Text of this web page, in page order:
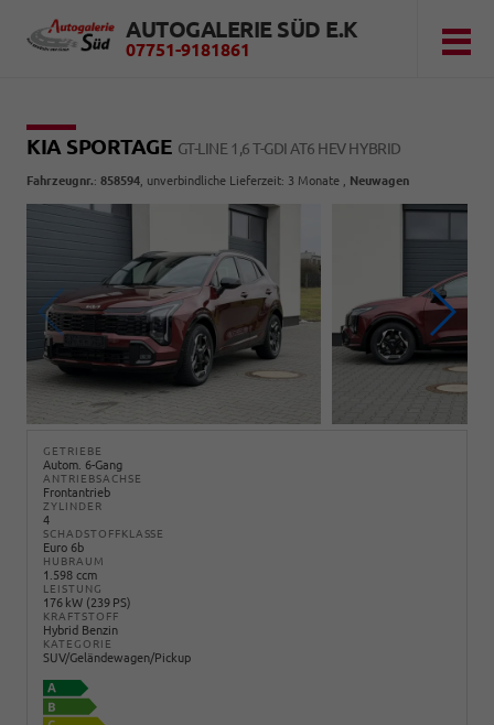
AUTOGALERIE SÜD E.K
07751-9181861
KIA SPORTAGE GT-LINE 1,6 T-GDI AT6 HEV HYBRID
Fahrzeugnr.: 858594 , unverbindliche Lieferzeit: 3 Monate Neuwagen
GETRIEBE
Autom. 6-Gang
ANTRIEBSACHSE
Frontantrieb
ZYLINDER
4
SCHADSTOFFKLASSE
Euro 6b
HUBRAUM
1.598 ccm
LEISTUNG
176 kW (239 PS)
KRAFTSTOFF
Hybrid Benzin
KATEGORIE
SUV/Geländewagen/Pickup